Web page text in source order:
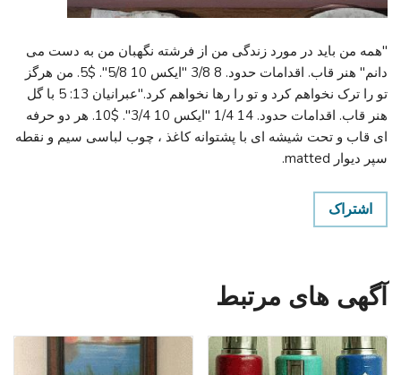
"همه من باید در مورد زندگی من از فرشته نگهبان من به دست می
دانم" هنر قاب. اقدامات حدود. 8 3/8 "ایکس 10 5/8". $5. من هرگز
تو را ترک نخواهم کرد و تو را رها نخواهم کرد."عبرانیان 13: 5 با گل
هنر قاب. اقدامات حدود. 14 1/4 "ایکس 10 3/4". $10. هر دو حرفه
ای قاب و تحت شیشه ای با پشتوانه کاغذ ، چوب لباسی سیم و نقطه
سپر دیوار matted.
اشتراک
آگهی های مرتبط